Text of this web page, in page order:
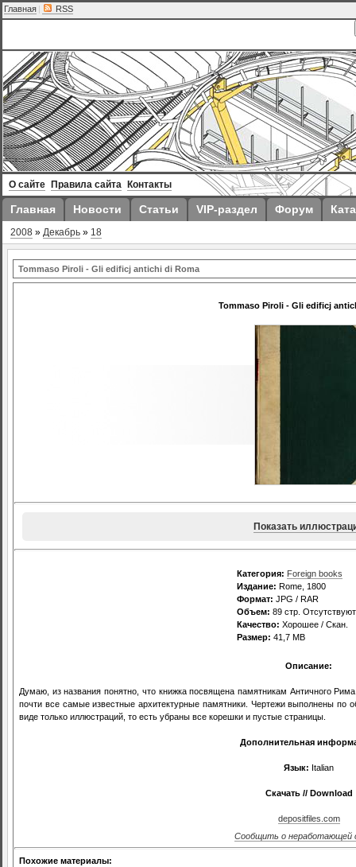
Главная | RSS
О сайте Правила сайта Контакты
Главная Новости Статьи VIP-раздел Форум
2008 » Декабрь » 18
Tommaso Piroli - Gli edificj antichi di Roma
Tommaso Piroli - Gli edificj
Показать
Категория: Foreign books
Издание: Rome, 1800
Формат: JPG / RAR
Объем: 89 стр.
Качество: Хорошее / Скан.
Размер: 41,7 MB
Описание:
Думаю, из названия понятно, что книжка посвящена памятникам Античного
почти все самые известные архитектурные памятники. Чертежи выполнены
виде только иллюстраций, то есть убраны все корешки и пустые страницы.
Дополнительная
Язык: Italian
Скачать // Download
depositfiles.com
Сообщить о неработающей
Похожие материалы: